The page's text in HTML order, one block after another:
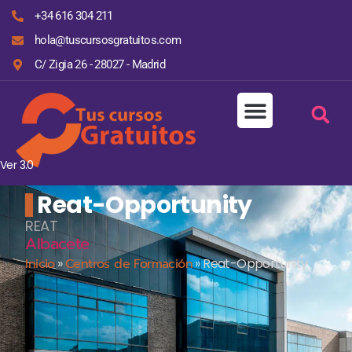
+34 616 304 211
hola@tuscursosgratuitos.com
C/ Zigia 26 - 28027 - Madrid
Ver 3.0
Reat-Opportunity
REAT
Albacete
Inicio»Centros de Formación»Reat-Opportunity